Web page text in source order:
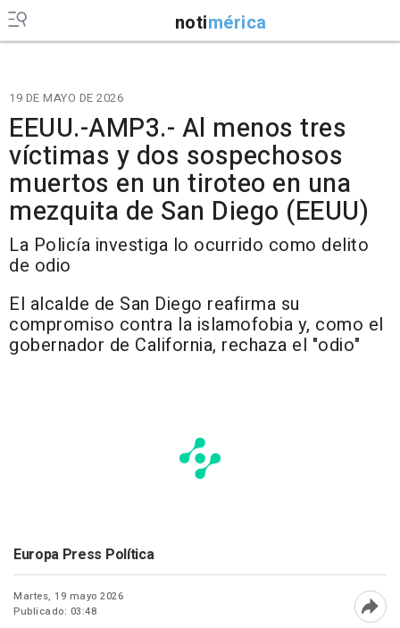
notimérica
19 DE MAYO DE 2026
EEUU.-AMP3.- Al menos tres
víctimas y dos sospechosos
muertos en un tiroteo en una
mezquita de San Diego (EEUU)
La Policía investiga lo ocurrido como delito
de odio
El alcalde de San Diego reafirma su
compromiso contra la islamofobia y, como el
gobernador de California, rechaza el "odio"
Europa Press Política
Martes, 19 mayo 2026
Publicado: 03:48